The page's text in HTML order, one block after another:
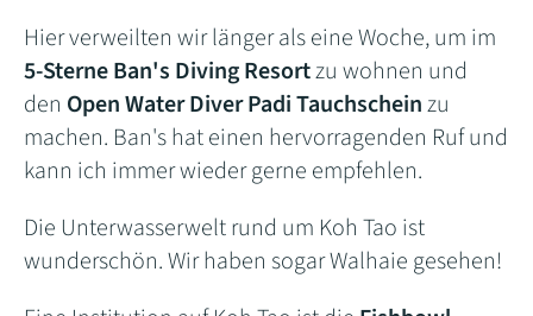
Hier verweilten wir länger als eine Woche, um im
5-Sterne Ban's Diving Resortzu wohnen und
den Open Water Diver Padi Tauchscheinzu
machen. Ban's hat einen hervorragenden Ruf und
kann ich immer wieder gerne empfehlen.
Die Unterwasserwelt rund um Koh Tao ist
wunderschön. Wir haben sogar Walhaie gesehen!